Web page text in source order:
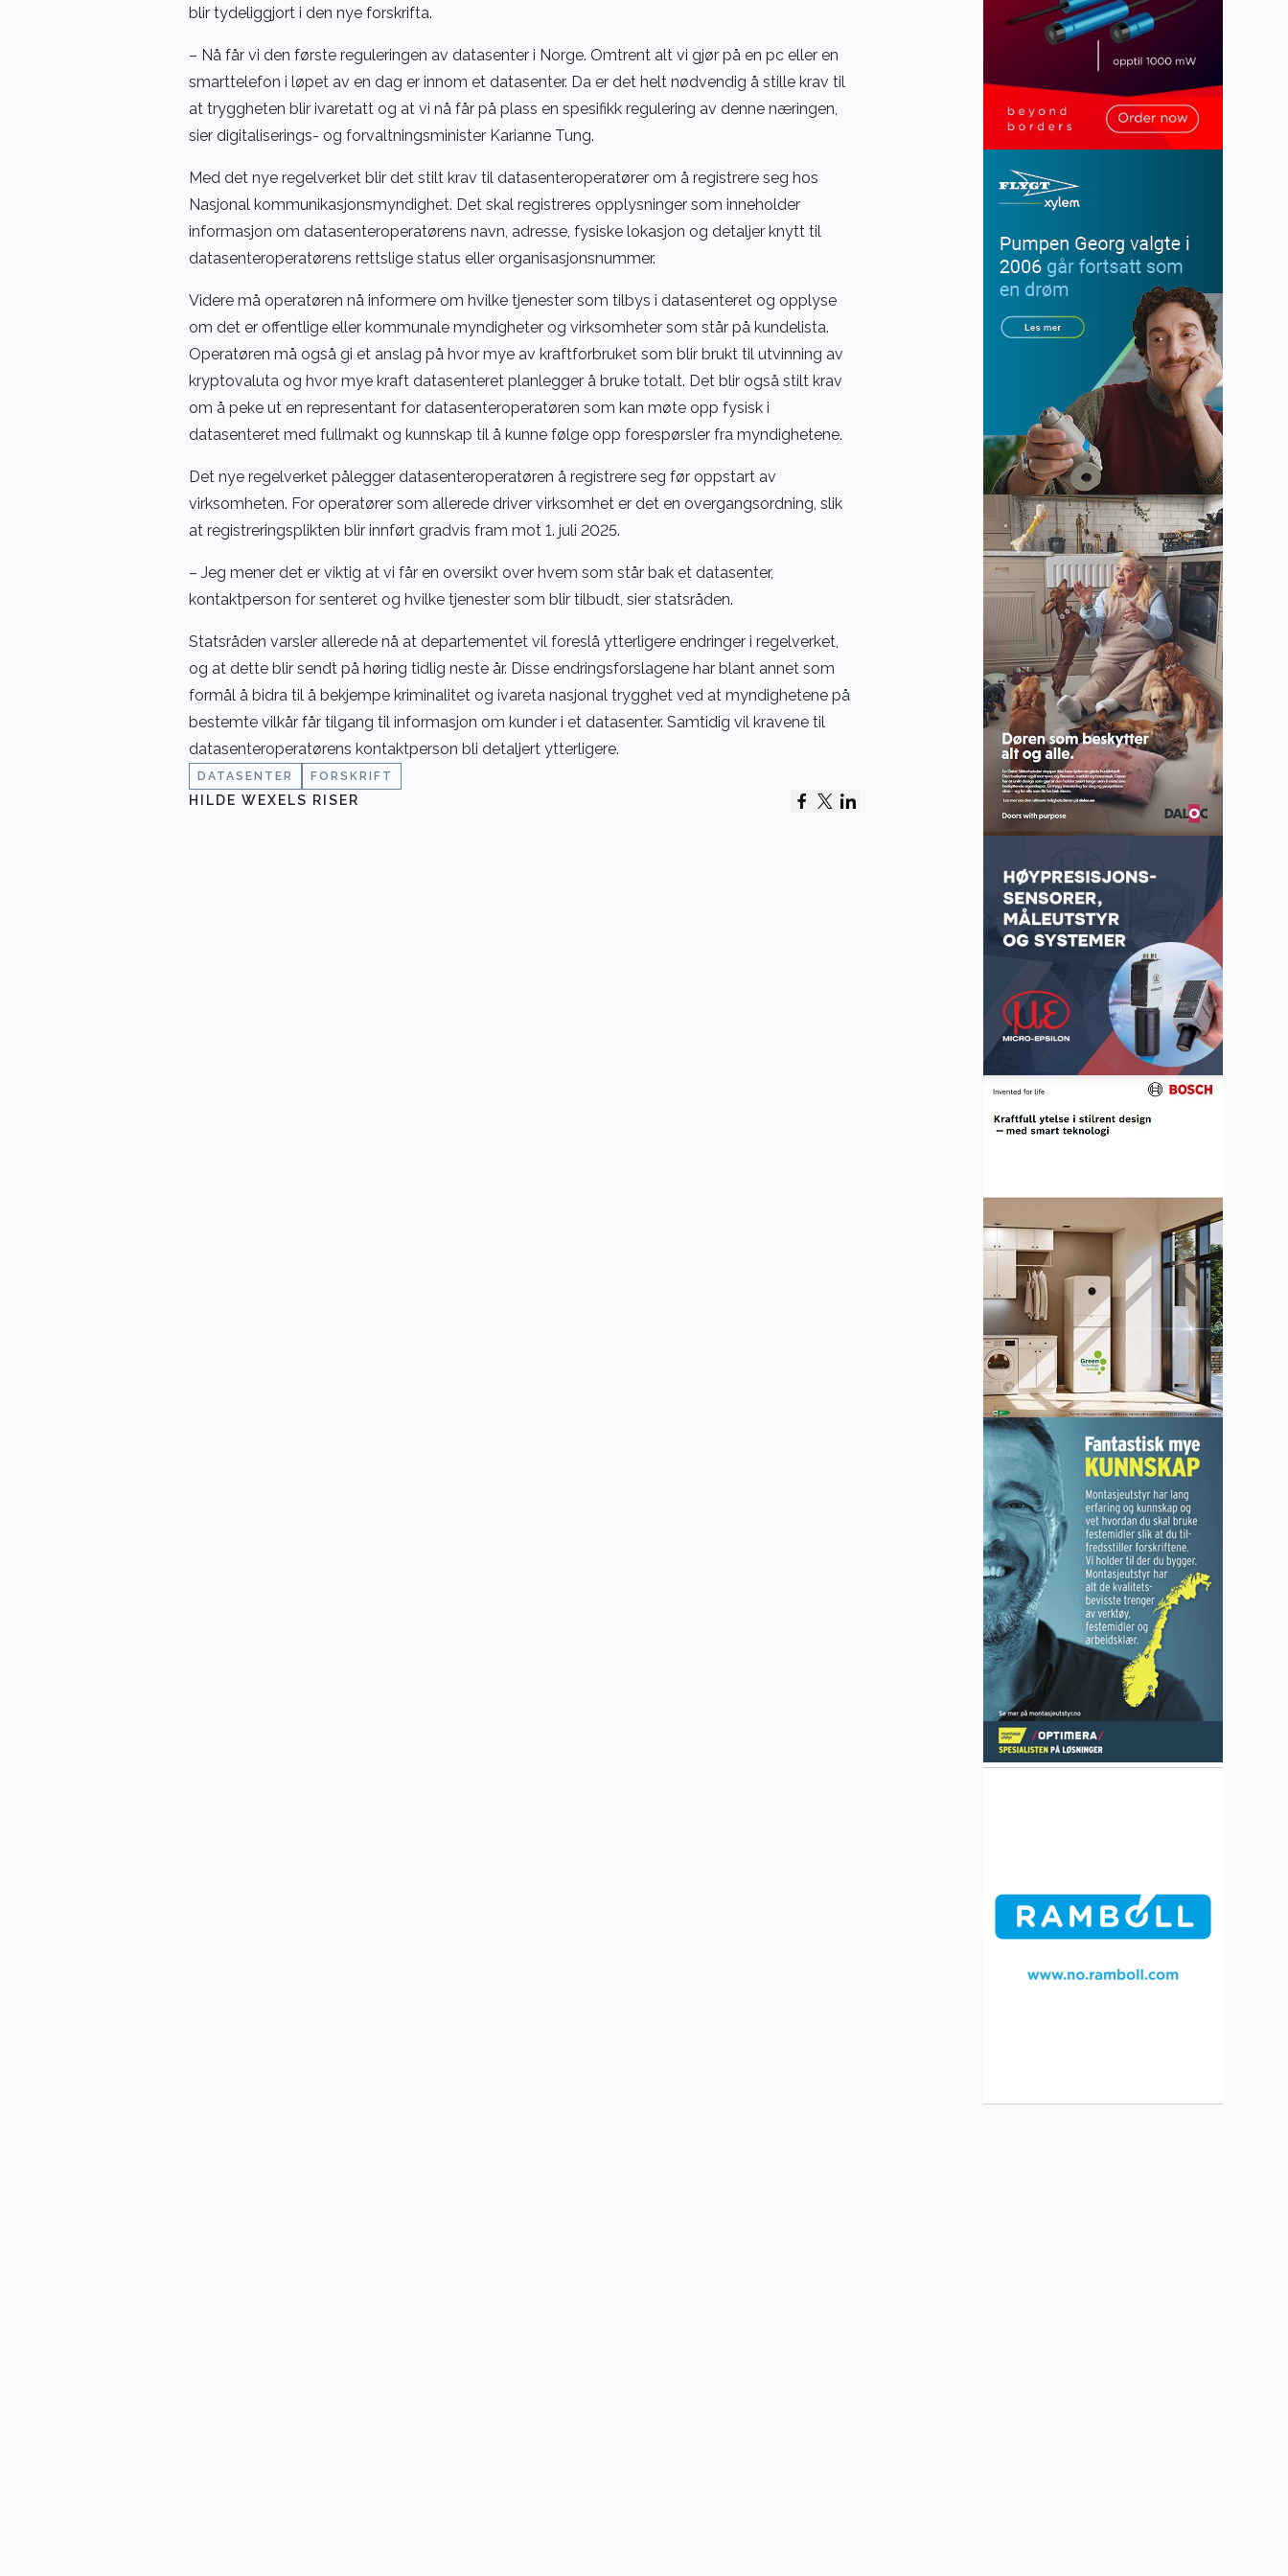
blir tydeliggjort i den nye forskrifta.
– Nå får vi den første reguleringen av datasenter i Norge. Omtrent alt vi gjør på en pc eller en
smarttelefon i løpet av en dag er innom et datasenter. Da er det helt nødvendig å stille krav til
at tryggheten blir ivaretatt og at vi nå får på plass en spesifikk regulering av denne næringen,
sier digitaliserings- og forvaltningsminister Karianne Tung.
Med det nye regelverket blir det stilt krav til datasenteroperatører om å registrere seg hos
Nasjonal kommunikasjonsmyndighet. Det skal registreres opplysninger som inneholder
informasjon om datasenteroperatørens navn, adresse, fysiske lokasjon og detaljer knytt til
datasenteroperatørens rettslige status eller organisasjonsnummer.
Videre må operatøren nå informere om hvilke tjenester som tilbys i datasenteret og opplyse
om det er offentlige eller kommunale myndigheter og virksomheter som står på kundelista.
Operatøren må også gi et anslag på hvor mye av kraftforbruket som blir brukt til utvinning av
kryptovaluta og hvor mye kraft datasenteret planlegger å bruke totalt. Det blir også stilt krav
om å peke ut en representant for datasenteroperatøren som kan møte opp fysisk i
datasenteret med fullmakt og kunnskap til å kunne følge opp forespørsler fra myndighetene.
Det nye regelverket pålegger datasenteroperatøren å registrere seg før oppstart av
virksomheten. For operatører som allerede driver virksomhet er det en overgangsordning, slik
at registreringsplikten blir innført gradvis fram mot 1. juli 2025.
– Jeg mener det er viktig at vi får en oversikt over hvem som står bak et datasenter,
kontaktperson for senteret og hvilke tjenester som blir tilbudt, sier statsråden.
Statsråden varsler allerede nå at departementet vil foreslå ytterligere endringer i regelverket,
og at dette blir sendt på høring tidlig neste år. Disse endringsforslagene har blant annet som
formål å bidra til å bekjempe kriminalitet og ivareta nasjonal trygghet ved at myndighetene på
bestemte vilkår får tilgang til informasjon om kunder i et datasenter. Samtidig vil kravene til
datasenteroperatørens kontaktperson bli detaljert ytterligere.
DATASENTER FORSKRIFT
HILDE WEXELS RISER